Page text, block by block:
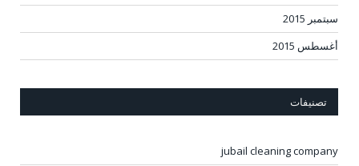
سبتمبر 2015
أغسطس 2015
تصنيفات
jubail cleaning company